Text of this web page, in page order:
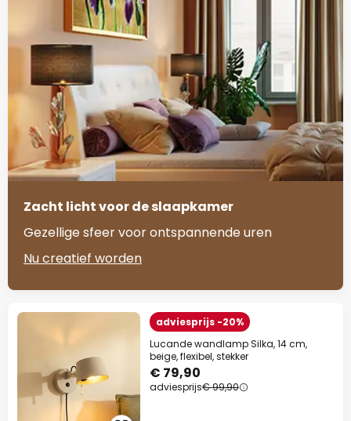
Zacht licht voor de slaapkamer
Gezellige sfeer voor ontspannende uren
Nu creatief worden
adviesprijs -20%
Lucande wandlamp Silka, 14 cm,
beige, flexibel, stekker
€ 79,90
adviesprijs€ 99,90